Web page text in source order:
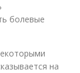
болевые
на